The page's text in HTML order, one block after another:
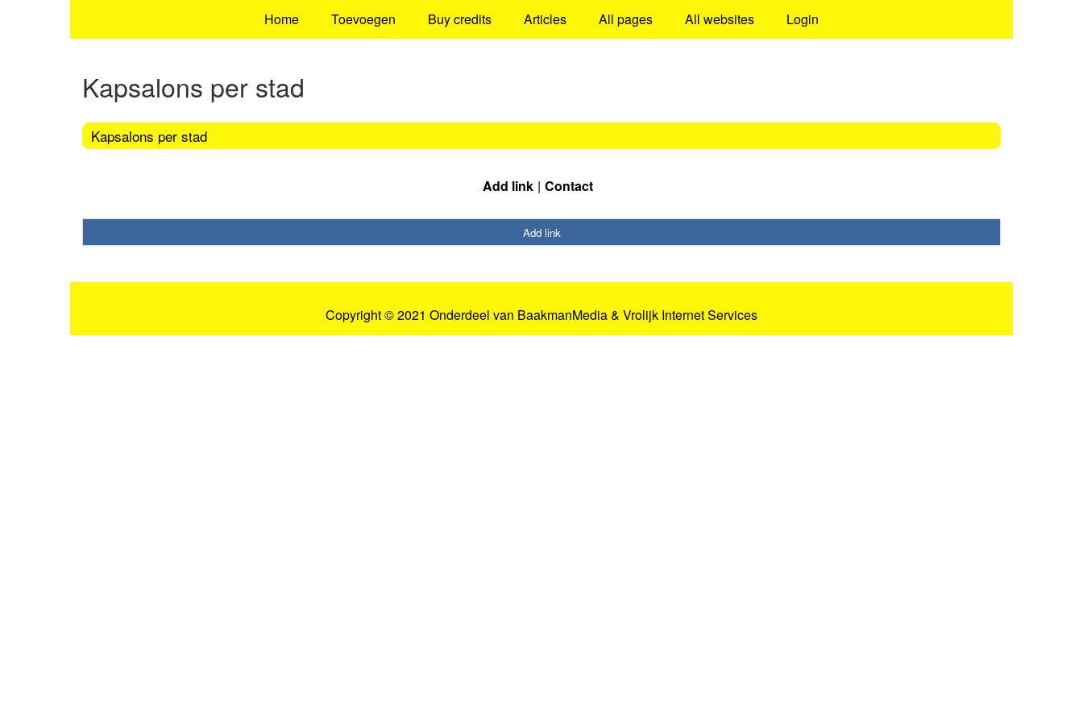
Home Toevoegen Buy credits Articles All pages All websites Login
Kapsalons per stad
Kapsalons per stad
Add link Contact
Add link
Copyright © 2021 Onderdeel van BaakmanMedia& Vrolijk Internet Services